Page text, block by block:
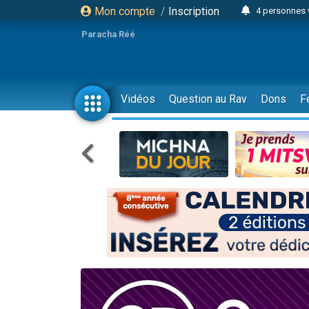
Mon compte / Inscription
4 personnes
3
13
2 personnes
30
Il reste
12
3 personnes
2
3 personnes
2
8
Paracha Réé
Vidéos Question au Rav Dons